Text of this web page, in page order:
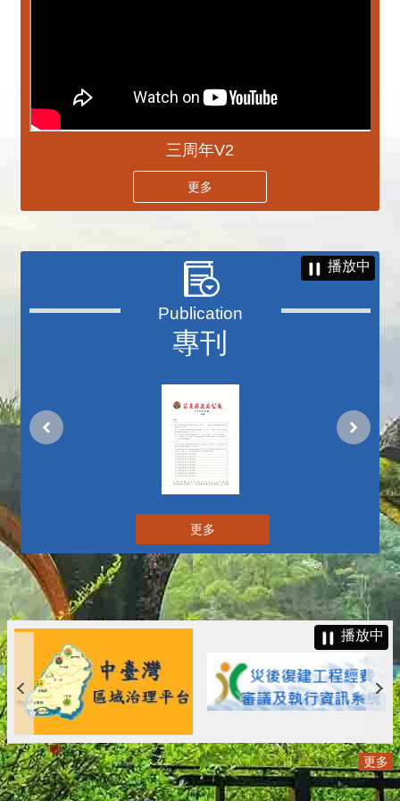
三周年V2
更多
專刊
播放中
更多
播放中
更多